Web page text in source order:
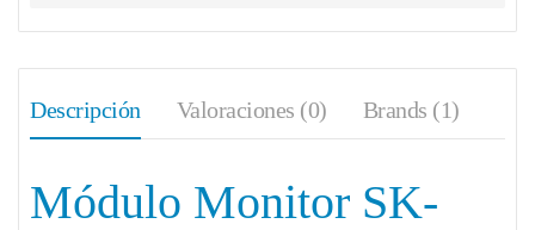
Descripción Valoraciones (0) Brands (1)
Módulo Monitor SK-